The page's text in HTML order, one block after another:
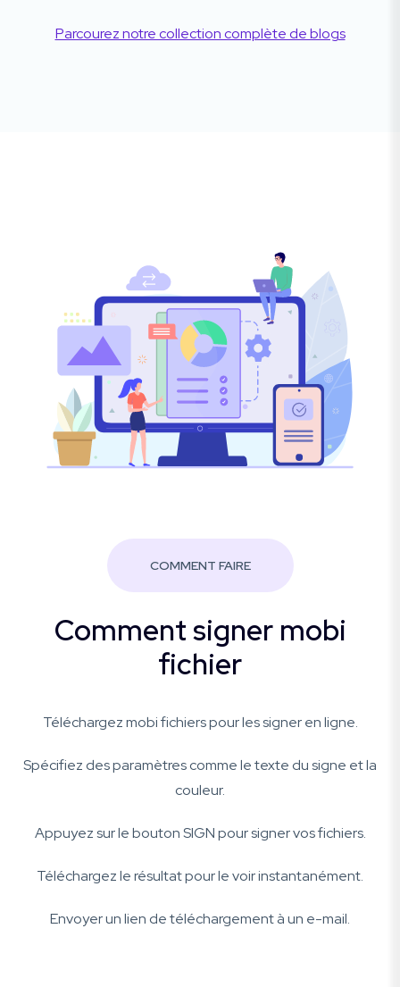
Parcourez notre collection complète de blogs
COMMENT FAIRE
Comment signer mobi
fichier
Téléchargez mobi fichiers pour les signer en ligne.
Spécifiez des paramètres comme le texte du signe et la
couleur.
Appuyez sur le bouton SIGN pour signer vos fichiers.
Téléchargez le résultat pour le voir instantanément.
Envoyer un lien de téléchargement à un e-mail.